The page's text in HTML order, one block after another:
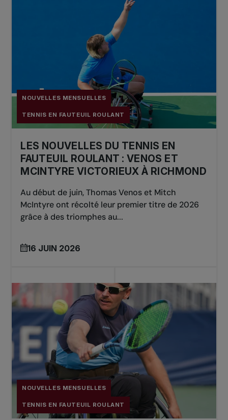
NOUVELLES MENSUELLES
TENNIS EN FAUTEUIL ROULANT
LES NOUVELLES DU TENNIS EN
FAUTEUIL ROULANT : VENOS ET
MCINTYRE VICTORIEUX À RICHMOND
Au début de juin, Thomas Venos et Mitch
McIntyre ont récolté leur premier titre de 2026
grâce à des triomphes au...
16 JUIN 2026
NOUVELLES MENSUELLES
TENNIS EN FAUTEUIL ROULANT